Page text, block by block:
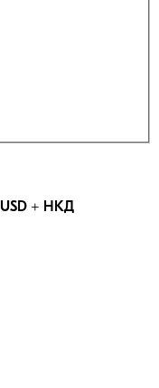
USD + НКД